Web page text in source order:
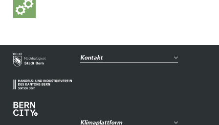
Kontakt
Klimaplattform